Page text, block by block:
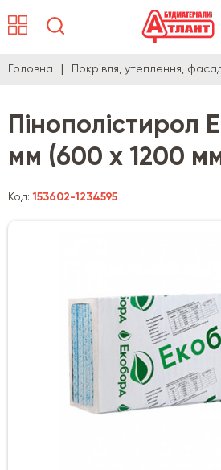
Головна Покрівля, утеплення,
Пінополістирол
мм (600 х 1200
Код:153602-1234595